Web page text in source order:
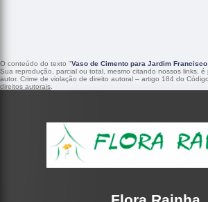
O conteúdo do texto "Vaso de Cimento para Jardim
Sua reprodução, parcial ou total, mesmo citando nossos links,
autor. Crime de violação de direito autoral – artigo 184 do
direitos autorais